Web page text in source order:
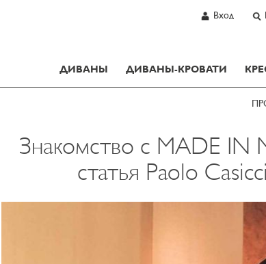
Вход
ДИВАНЫ ДИВАНЫ-КРОВАТИ
Знакомство с MADE IN
статья Paolo